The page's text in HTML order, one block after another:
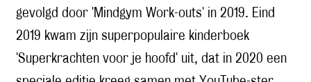
gevolgd door 'Mindgym Work-outs' in 2019. Eind
2019 kwam zijn superpopulaire kinderboek
'Superkrachten voor je hoofd' uit, dat in 2020 een